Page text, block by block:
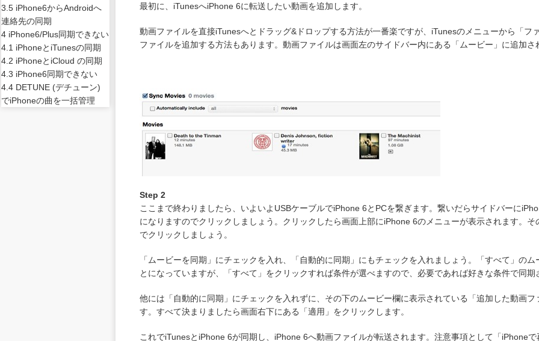
3.5 iPhone6からAndroidへ
連絡先の同期
4 iPhone6/Plus同期できない
4.1 iPhoneとiTunesの同期
4.2 iPhoneとiCloud の同期
4.3 iPhone6同期できない
4.4 DETUNE (デチューン)
でiPhoneの曲を一括管理
最初に、iTunesへiPhone 6に転送したい動画を追加します。
動画ファイルを直接iTunesへとドラッグ&ドロップする方法が一番楽ですが、iTunesのメニューから「フ
ファイルを追加する方法もあります。動画ファイルは画面左のサイドバー内にある「ムービー」に追加さ
Step 2
ここまで終わりましたら、いよいよUSBケーブルでiPhone 6とPCを繋ぎます。繋いだらサイドバーに
になりますのでクリックしましょう。クリックしたら画面上部にiPhone 6のメニューが表示されます。
でクリックしましょう。
「ムービーを同期」にチェックを入れ、「自動的に同期」にもチェックを入れましょう。「すべて」の
とになっていますが、「すべて」をクリックすれば条件が選べますので、必要であれば好きな条件で同期
他には「自動的に同期」にチェックを入れずに、その下のムービー欄に表示されている「追加した動画
す。すべて決まりましたら画面右下にある「適用」をクリックします。
これでiTunesとiPhone 6が同期し、iPhone 6へ動画ファイルが転送されます。注意事項として「iPhone